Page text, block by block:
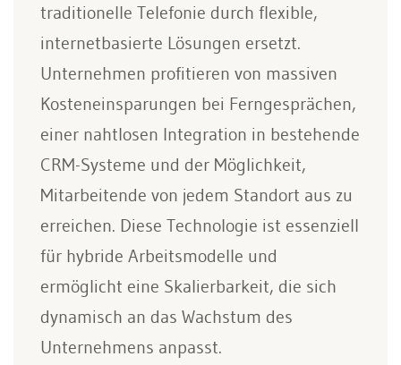
traditionelle Telefonie durch flexible,
internetbasierte Lösungen ersetzt.
Unternehmen profitieren von massiven
Kosteneinsparungen bei Ferngesprächen,
einer nahtlosen Integration in bestehende
CRM-Systeme und der Möglichkeit,
Mitarbeitende von jedem Standort aus zu
erreichen. Diese Technologie ist essenziell
für hybride Arbeitsmodelle und
ermöglicht eine Skalierbarkeit, die sich
dynamisch an das Wachstum des
Unternehmens anpasst.